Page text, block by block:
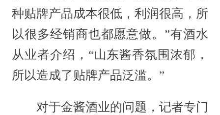
种贴牌产品成本很低，利润很高，所
以很多经销商也都愿意做。”有酒水
从业者介绍，“山东酱香氛围浓郁，
所以造成了贴牌产品泛滥。”
对于金酱酒业的问题，记者专门